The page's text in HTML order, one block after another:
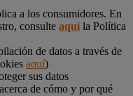
a los consumidores. En
consulte aquíla Política
de datos a través de
aquí)
sus datos
de cómo y por qué